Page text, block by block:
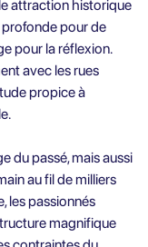
attraction historique
pour de
pour la réflexion.
avec les rues
propice à
du passé, mais aussi
au fil de milliers
les passionnés
magnifique